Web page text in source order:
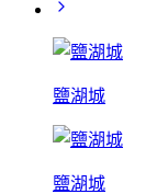
鹽湖城
鹽湖城